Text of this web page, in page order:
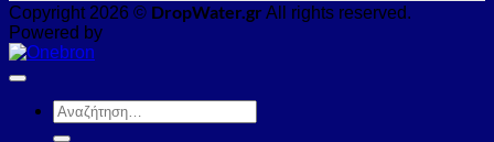
Copyright 2026 © DropWater.gr All rights reserved.
Powered by
Αναζήτηση
για: